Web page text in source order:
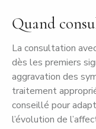
Quand
La consultation
dès les premiers
aggravation des
traitement
conseillé pour
l’évolution de